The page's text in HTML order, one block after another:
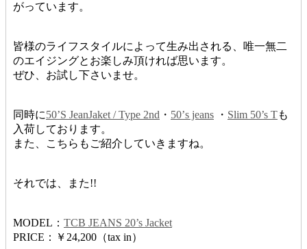
がっています。
皆様のライフスタイルによって生み出される、唯一無二
のエイジングとお楽しみ頂ければ思います。
ぜひ、お試し下さいませ。
同時に50’S JeanJaket / Type 2nd ・ 50’s jeans ・ Slim 50’s Tも
入荷しております。
また、こちらもご紹介していきますね。
それでは、また!!
MODEL： TCB JEANS 20’s Jacket
PRICE：￥24,200（tax in）